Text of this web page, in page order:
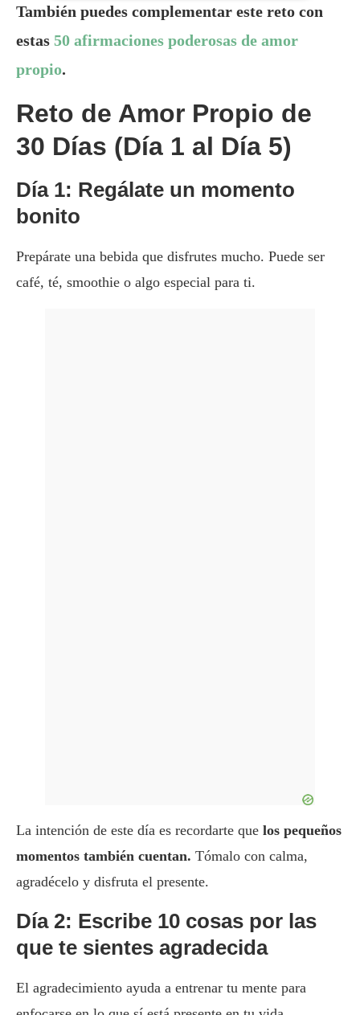
También puedes complementar este reto con
estas 50 afirmaciones poderosas de amor
propio.
Reto de Amor Propio de
30 Días (Día 1 al Día 5)
Día 1: Regálate un momento
bonito
Prepárate una bebida que disfrutes mucho. Puede ser
café, té, smoothie o algo especial para ti.
La intención de este día es recordarte que los pequeños
momentos también cuentan. Tómalo con calma,
agradécelo y disfruta el presente.
Día 2: Escribe 10 cosas por las
que te sientes agradecida
El agradecimiento ayuda a entrenar tu mente para